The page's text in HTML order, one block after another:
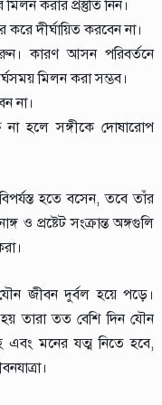
করার প্রস্তুতি নিন।
দীর্ঘায়িত করবেন না।
কারণ আসন পরিবর্তনে
মিলন করা সম্ভব।
না।
হলে সঙ্গীকে দোষারোপ
হতে বসেন, তবে তাঁর
ও প্রষ্টেট সংক্রান্ত অঙ্গগুলি
যৌন জীবন দুর্বল হয়ে পড়ে।
তারা তত বেশি দিন যৌন
মনের যত্ম নিতে হবে,